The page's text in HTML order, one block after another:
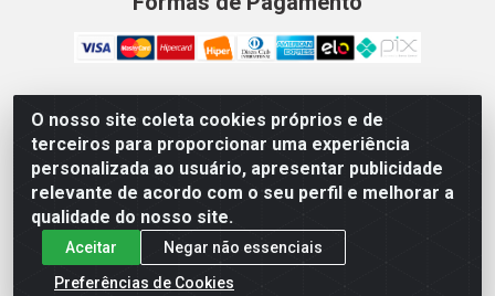
O nosso site coleta cookies próprios e de
terceiros para proporcionar uma experiência
personalizada ao usuário, apresentar publicidade
relevante de acordo com o seu perfil e melhorar a
qualidade do nosso site.
Aceitar
Negar não essenciais
Preferências de Cookies
Vetcom Distribuidora de Rações LTDA - Rua Maximiano
Barreto, 1040 - Barroso, Fortaleza/CE - CEP 60.863-260 -
CNPJ 26.133.872/0001-11